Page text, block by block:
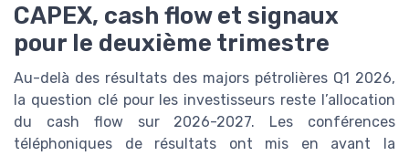
CAPEX, cash flow et signaux
pour le deuxième trimestre
Au-delà des résultats des majors pétrolières Q1 2026,
la question clé pour les investisseurs reste l’allocation
du cash flow sur 2026-2027. Les conférences
téléphoniques de résultats ont mis en avant la